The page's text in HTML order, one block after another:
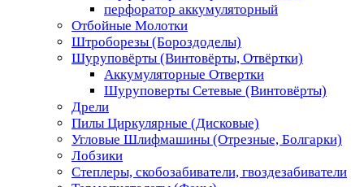
перфоратор аккумуляторный
Отбойные Молотки
Штроборезы (Бороздоделы)
Шуруповёрты (Винтовёрты, Отвёртки)
Аккумуляторные Отвертки
Шуруповерты Сетевые (Винтовёрты)
Дрели
Пилы Циркулярные (Дисковые)
Угловые Шлифмашины (Отрезные, Болгарки)
Лобзики
Степлеры, скобозабиватели, гвоздезабиватели